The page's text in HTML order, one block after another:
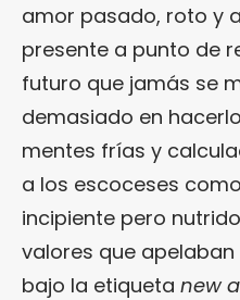
amor pasado, roto y
presente a punto de
futuro que jamás se
demasiado en
mentes frías y
a los escoceses
incipiente pero
valores que
bajo la etiqueta new